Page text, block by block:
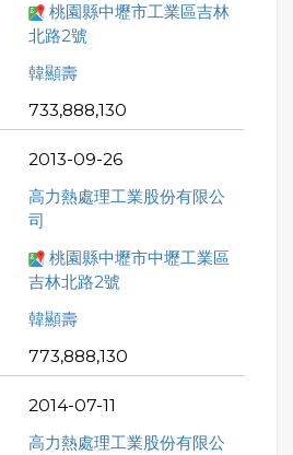
桃園縣中壢市工業區吉林
北路2號
韓顯壽
733,888,130
2013-09-26
高力熱處理工業股份有限公
司
桃園縣中壢市中壢工業區
吉林北路2號
韓顯壽
773,888,130
2014-07-11
高力熱處理工業股份有限公